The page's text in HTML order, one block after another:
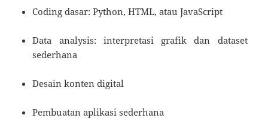
Coding dasar: Python, HTML, atau JavaScript
Data analysis: interpretasi grafik dan dataset
sederhana
Desain konten digital
Pembuatan aplikasi sederhana